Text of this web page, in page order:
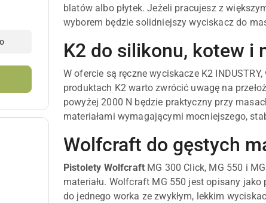
blatów albo płytek. Jeżeli pracujesz z
wyborem będzie solidniejszy wyciskacz do
K2 do silikonu, kotew i
W ofercie są ręczne wyciskacze K2
produktach K2 warto zwrócić uwagę na
powyżej 2000 N będzie praktyczny przy
materiałami wymagającymi mocniejszego,
Wolfcraft do gęstych
Pistolety Wolfcraft MG 300 Click, MG 550 i
materiału. Wolfcraft MG 550 jest opisany
do jednego worka ze zwykłym, lekkim